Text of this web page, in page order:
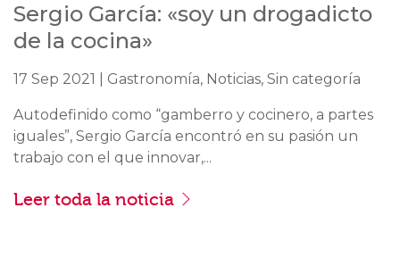
Sergio García: «soy un drogadicto
de la cocina»
17 Sep 2021 | Gastronomía, Noticias, Sin categoría
Autodefinido como “gamberro y cocinero, a partes
iguales”, Sergio García encontró en su pasión un
trabajo con el que innovar,...
Leer toda la noticia